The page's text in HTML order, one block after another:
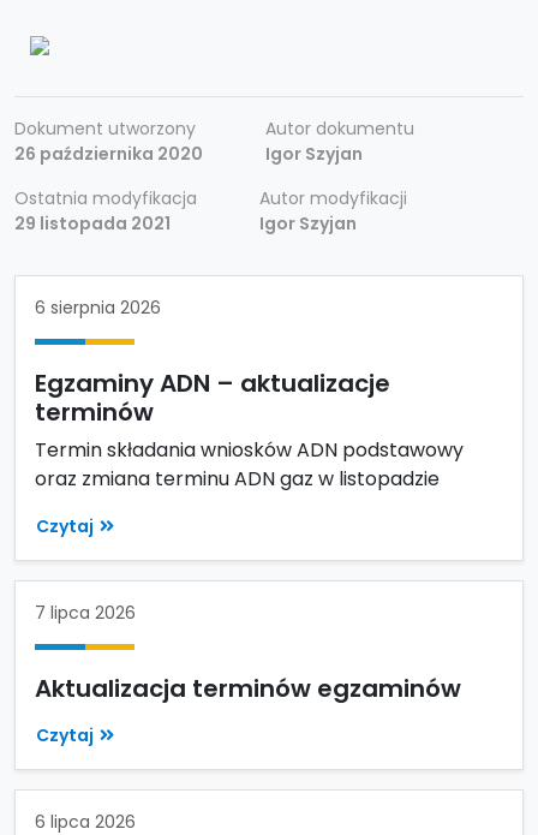
Dokument utworzony
26 października 2020
Autor dokumentu
Igor Szyjan
Ostatnia modyfikacja
29 listopada 2021
Autor modyfikacji
Igor Szyjan
6 sierpnia 2026
Egzaminy ADN – aktualizacje
terminów
Termin składania wniosków ADN podstawowy
oraz zmiana terminu ADN gaz w listopadzie
Czytaj
7 lipca 2026
Aktualizacja terminów egzaminów
Czytaj
6 lipca 2026